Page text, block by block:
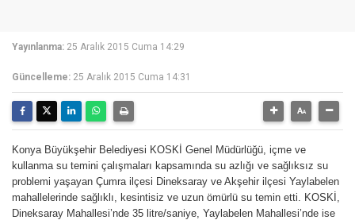
Yayınlanma: 25 Aralık 2015 Cuma 14:29
Güncelleme: 25 Aralık 2015 Cuma 14:31
Konya Büyükşehir Belediyesi KOSKİ Genel Müdürlüğü, içme ve
kullanma su temini çalışmaları kapsamında su azlığı ve sağlıksız su
problemi yaşayan Çumra ilçesi Dineksaray ve Akşehir ilçesi Yaylabelen
mahallelerinde sağlıklı, kesintisiz ve uzun ömürlü su temin etti. KOSKİ,
Dineksaray Mahallesi’nde 35 litre/saniye, Yaylabelen Mahallesi’nde ise